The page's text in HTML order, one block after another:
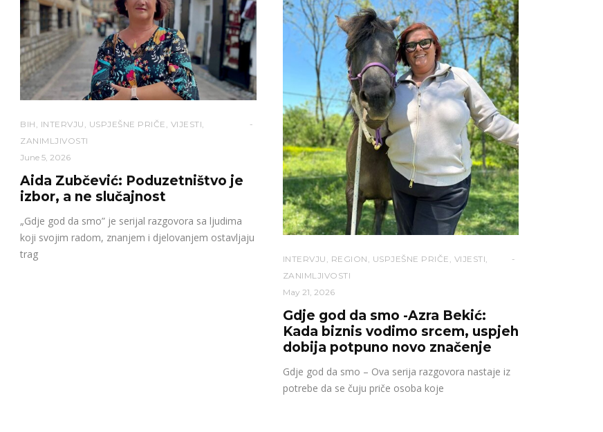
BIH INTERVJU USPJEŠNE PRIČE VIJESTI
ZANIMLJIVOSTI
June 5, 2026
Aida Zubčević: Poduzetništvo je
izbor, a ne slučajnost
„Gdje god da smo” je serijal razgovora sa ljudima
koji svojim radom, znanjem i djelovanjem ostavljaju
trag
INTERVJU REGION USPJEŠNE PRIČE VIJESTI
ZANIMLJIVOSTI
May 21, 2026
Gdje god da smo -Azra Bekić:
Kada biznis vodimo srcem, uspjeh
dobija potpuno novo značenje
Gdje god da smo – Ova serija razgovora nastaje iz
potrebe da se čuju priče osoba koje